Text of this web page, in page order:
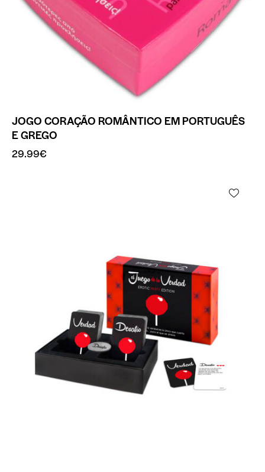
JOGO CORAÇÃO ROMÂNTICO EM PORTUGUÊS
E GREGO
29.99€